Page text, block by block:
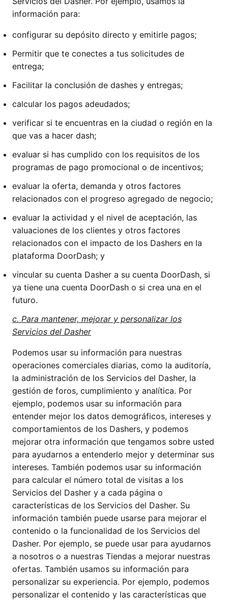
información para:
configurar su depósito directo y emitirle pagos;
Permitir que te conectes a tus solicitudes de
entrega;
Facilitar la conclusión de dashes y entregas;
calcular los pagos adeudados;
verificar si te encuentras en la ciudad o región en la
que vas a hacer dash;
evaluar si has cumplido con los requisitos de los
programas de pago promocional o de incentivos;
evaluar la oferta, demanda y otros factores
relacionados con el progreso agregado de negocio;
evaluar la actividad y el nivel de aceptación, las
valuaciones de los clientes y otros factores
relacionados con el impacto de los Dashers en la
plataforma DoorDash; y
vincular su cuenta Dasher a su cuenta DoorDash, si
ya tiene una cuenta DoorDash o si crea una en el
futuro.
c. Para mantener, mejorar y personalizar los
Servicios del Dasher
Podemos usar su información para nuestras
operaciones comerciales diarias, como la auditoría,
la administración de los Servicios del Dasher, la
gestión de foros, cumplimiento y analítica. Por
ejemplo, podemos usar su información para
entender mejor los datos demográficos, intereses y
comportamientos de los Dashers, y podemos
mejorar otra información que tengamos sobre usted
para ayudarnos a entenderlo mejor y determinar sus
intereses. También podemos usar su información
para calcular el número total de visitas a los
Servicios del Dasher y a cada página o
características de los Servicios del Dasher. Su
información también puede usarse para mejorar el
contenido o la funcionalidad de los Servicios del
Dasher. Por ejemplo, se puede usar para ayudarnos
a nosotros o a nuestras Tiendas a mejorar nuestras
ofertas. También usamos su información para
personalizar su experiencia. Por ejemplo, podemos
personalizar el contenido y las características que